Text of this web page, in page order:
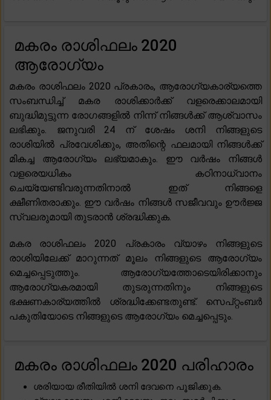
മകരം രാശിഫലം 2020
ആരോഗ്യം
മകരം രാശിഫലം 2020 പ്രകാരം, ആരോഗ്യകാര്യത്തെ
സംബന്ധിച്ച് മകര രാശിക്കാർക്ക് വളരെക്കാലമായി
ബുദ്ധിമുട്ടുന്ന രോഗങ്ങളിൽ നിന്ന് നിങ്ങൾക്ക് ആശ്വാസം
ലഭിക്കും. ജനുവരി 24 ന് ശേഷം ശനി നിങ്ങളുടെ
രാശിയിൽ പ്രവേശിക്കും, അതിന്റെ ഫലമായി നിങ്ങൾക്ക്
മികച്ച ആരോഗ്യം ലഭ്യമാകും. ഈ വർഷം നിങ്ങൾ
വളരെയധികം കഠിനാധ്വാനം
ചെയ്യേണ്ടിവരുന്നതിനാൽ ഇത് നിങ്ങളെ
ക്ഷീണിതരാക്കും. ഈ വർഷം നിങ്ങൾ സജീവവും ഊർജ്ജ
സ്വലരുമായി തുടരാൻ ശ്രദ്ധിക്കുക.
മകര രാശിഫലം 2020 പ്രകാരം വ്യാഴം നിങ്ങളുടെ
രാശിയിലേക്ക് മാറുന്നത് മൂലം നിങ്ങളുടെ ആരോഗ്യം
മെച്ചപ്പെടുത്തും. ആരോഗ്യത്തോടെയിരിക്കാനും
ആരോഗ്യകരമായി തുടരുന്നതിനും നിങ്ങളുടെ
ഭക്ഷണകാര്യത്തിൽ ശ്രദ്ധിക്കേണ്ടതുണ്ട്. സെപ്റ്റംബർ
പകുതിയോടെ നിങ്ങളുടെ ആരോഗ്യം മെച്ചപ്പെടും.
മകരം രാശിഫലം 2020 പരിഹാരം
ശരിയായ രീതിയിൽ ശനി ദേവനെ പൂജിക്കുക.